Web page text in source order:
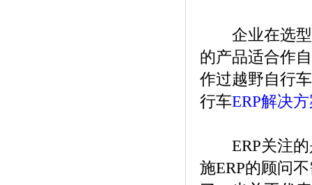
企业在选型
的产品适合作
作过越野自行
行车ERP解决
ERP关注的
施ERP的顾问